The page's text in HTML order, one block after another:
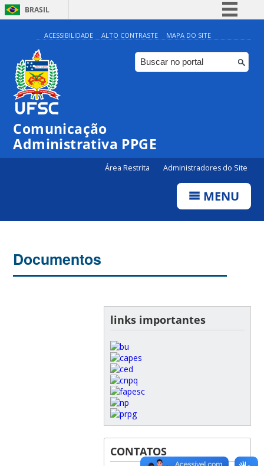
BRASIL
Simplifique!
Comunica BR
Participe
ACESSIBILIDADE ALTO CONTRASTE MAPA DO SITE
Comunicação
Administrativa PPGE
Área Restrita Administradores do Site
MENU
Documentos
links importantes
CONTATOS